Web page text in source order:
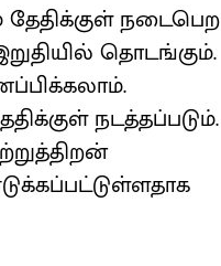
தேதிக்குள் நடைபெற
தொடங்கும்.
நடத்தப்படும்.